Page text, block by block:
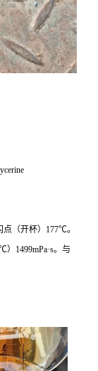
（开杯）177℃。
1499mPa·s。与